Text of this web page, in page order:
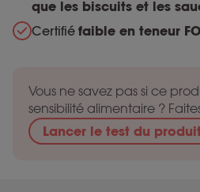
que les biscuits et les
Certifié faible en teneur
Vous ne savez pas si ce
sensibilité alimentaire ?
Lancer le test du